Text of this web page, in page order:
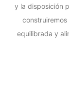
y la disposición
equilibrada y